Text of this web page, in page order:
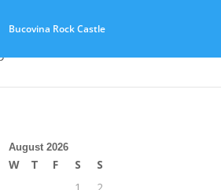
Bucovina Rock Castle
August 2026
W T F S
S